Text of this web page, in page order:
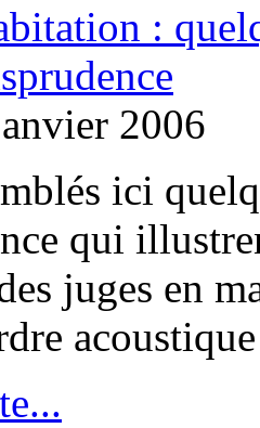
2006
ici
qui
juges en